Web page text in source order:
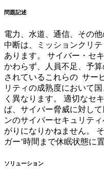
問題記述
電力、水道、通信、その
中断は、ミッションクリ
あります。 サイバー・セ
かわらず、人員不足、予
されているこれらの サー
リティの成熟度において
く異なります。 適切なセ
ば、サイバー脅威に対し
ンのサイバーセキュリテ
がりになりかねません。
ガー’時間まで休眠状態に
ソリューション